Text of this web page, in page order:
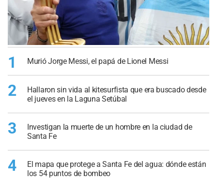
1 Murió Jorge Messi, el papá de Lionel Messi
2
Hallaron sin vida al kitesurfista que era buscado desde
el jueves en la Laguna Setúbal
3
Investigan la muerte de un hombre en la ciudad de
Santa Fe
4
El mapa que protege a Santa Fe del agua: dónde están
los 54 puntos de bombeo